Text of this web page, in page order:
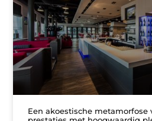
Een akoestische metamorfose